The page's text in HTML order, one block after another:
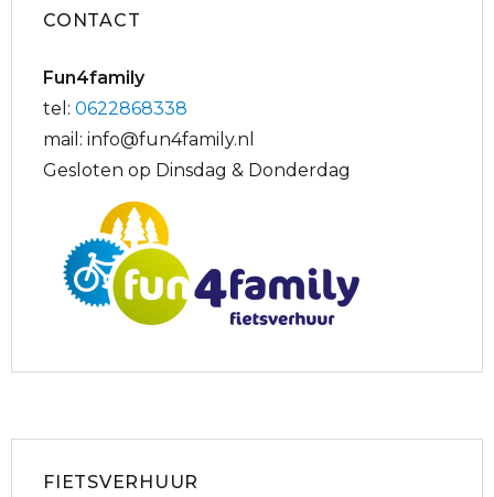
CONTACT
Fun4family
tel: 0622868338
mail: info@fun4family.nl
Gesloten op Dinsdag & Donderdag
FIETSVERHUUR